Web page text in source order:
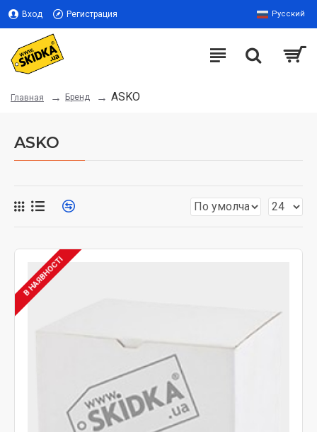
Вход Регистрация Русский
Главная Бренд ASKO
ASKO
В НАЯВНОСТІ